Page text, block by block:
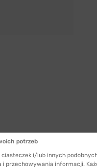
potrzeb
ciasteczek i/lub innych
i przechowywania informacji.